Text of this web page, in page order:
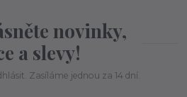
novinky,
a slevy!
Zasíláme jednou za 14 dní.